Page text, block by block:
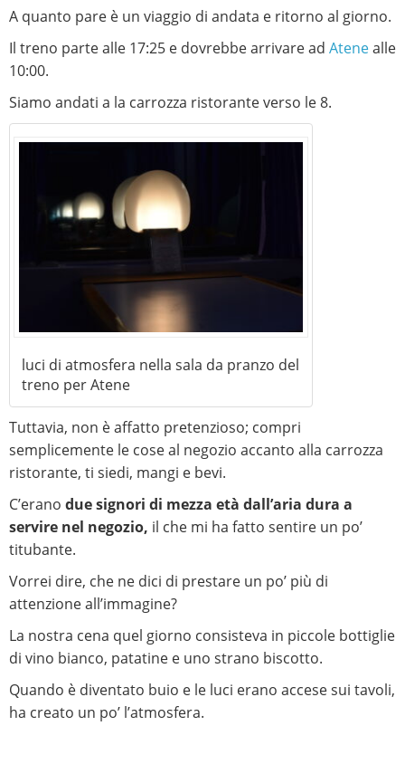
A quanto pare è un viaggio di andata e ritorno al giorno.
Il treno parte alle 17:25 e dovrebbe arrivare ad Atenealle
10:00.
Siamo andati a la carrozza ristorante verso le 8.
luci di atmosfera nella sala da pranzo del
treno per Atene
Tuttavia, non è affatto pretenzioso; compri
semplicemente le cose al negozio accanto alla carrozza
ristorante, ti siedi, mangi e bevi.
C’erano due signori di mezza età dall’aria dura a
servire nel negozio, il che mi ha fatto sentire un po’
titubante.
Vorrei dire, che ne dici di prestare un po’ più di
attenzione all’immagine?
La nostra cena quel giorno consisteva in piccole bottiglie
di vino bianco, patatine e uno strano biscotto.
Quando è diventato buio e le luci erano accese sui tavoli,
ha creato un po’ l’atmosfera.